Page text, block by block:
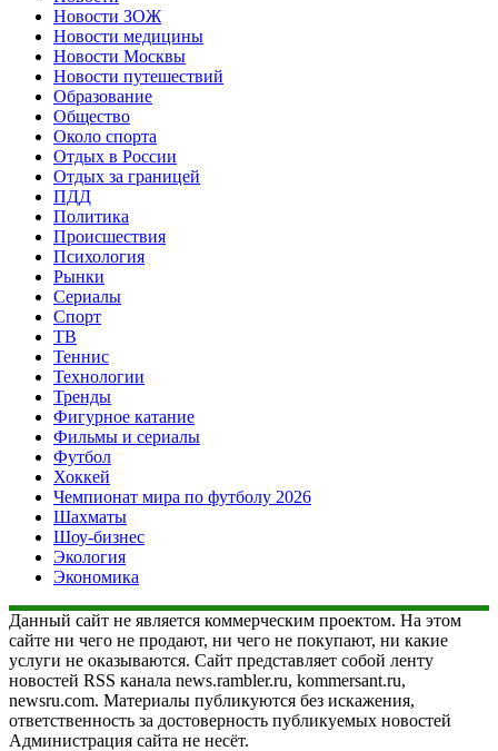
Новости ЗОЖ
Новости медицины
Новости Москвы
Новости путешествий
Образование
Общество
Около спорта
Отдых в России
Отдых за границей
ПДД
Политика
Происшествия
Психология
Рынки
Сериалы
Спорт
ТВ
Теннис
Технологии
Тренды
Фигурное катание
Фильмы и сериалы
Футбол
Хоккей
Чемпионат мира по футболу 2026
Шахматы
Шоу-бизнес
Экология
Экономика
Данный сайт не является коммерческим проектом. На этом
сайте ни чего не продают, ни чего не покупают, ни какие
услуги не оказываются. Сайт представляет собой ленту
новостей RSS канала news.rambler.ru, kommersant.ru,
newsru.com. Материалы публикуются без искажения,
ответственность за достоверность публикуемых новостей
Администрация сайта не несёт.